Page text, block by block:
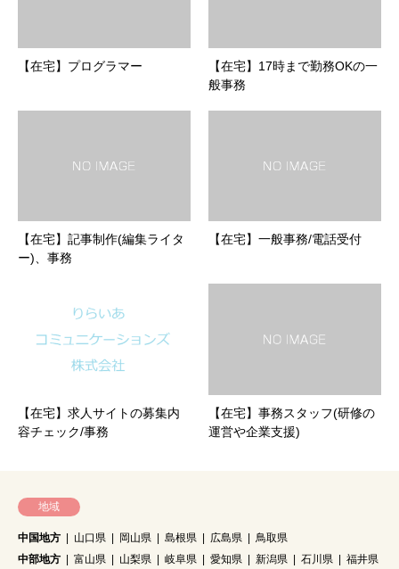
【在宅】プログラマー
【在宅】17時まで勤務OKの一
般事務
【在宅】記事制作(編集ライタ
ー)、事務
【在宅】一般事務/電話受付
【在宅】求人サイトの募集内
容チェック/事務
【在宅】事務スタッフ(研修の
運営や企業支援)
地域
中国地方 山口県 岡山県 島根県 広島県
鳥取県
中部地方
富山県 山梨県 岐阜県 愛知県 新潟県 石川県
福井県